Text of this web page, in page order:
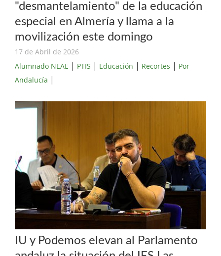
"desmantelamiento" de la educación
especial en Almería y llama a la
movilización este domingo
17 de Abril de 2026
Alumnado NEAE | PTIS | Educación | Recortes | Por
Andalucía |
IU y Podemos elevan al Parlamento